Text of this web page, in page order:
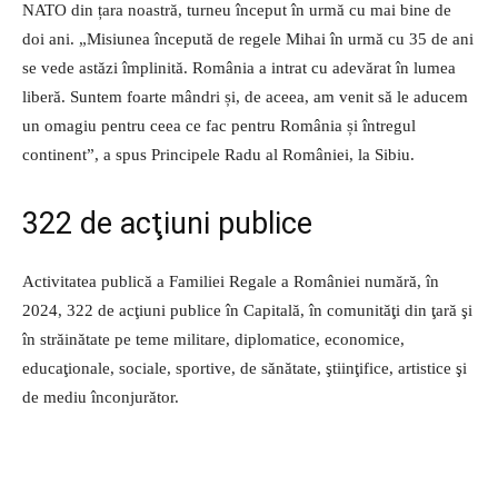
NATO din țara noastră, turneu început în urmă cu mai bine de
doi ani. „Misiunea începută de regele Mihai în urmă cu 35 de ani
se vede astăzi împlinită. România a intrat cu adevărat în lumea
liberă. Suntem foarte mândri și, de aceea, am venit să le aducem
un omagiu pentru ceea ce fac pentru România și întregul
continent”, a spus Principele Radu al României, la Sibiu.
322 de acţiuni publice
Activitatea publică a Familiei Regale a României numără, în
2024, 322 de acţiuni publice în Capitală, în comunităţi din ţară şi
în străinătate pe teme militare, diplomatice, economice,
educaţionale, sociale, sportive, de sănătate, ştiinţifice, artistice şi
de mediu înconjurător.